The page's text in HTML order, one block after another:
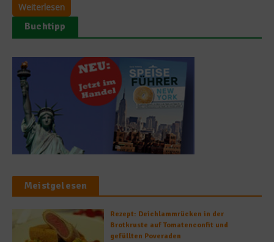
Weiterlesen
Buchtipp
Meistgelesen
Rezept: Deichlammrücken in der
Brotkruste auf Tomatenconfit und
gefüllten Poveraden